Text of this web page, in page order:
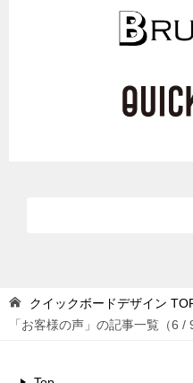
クイックボードデザイン
「お客様の声」の記事一覧（6 /